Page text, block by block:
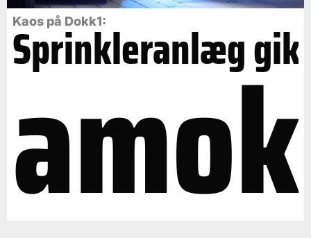
Kaos på Dokk1:
Sprinkleranlæg gik
amok